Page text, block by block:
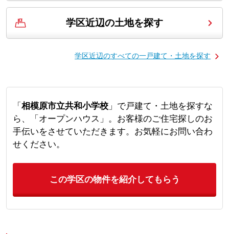
学区近辺の土地を探す
学区近辺のすべての一戸建て・土地を探す
「 相模原市立共和小学校」で戸建て・土地を探すな
ら、「オープンハウス」。お客様のご住宅探しのお
手伝いをさせていただきます。お気軽にお問い合わ
せください。
この学区の物件を紹介してもらう